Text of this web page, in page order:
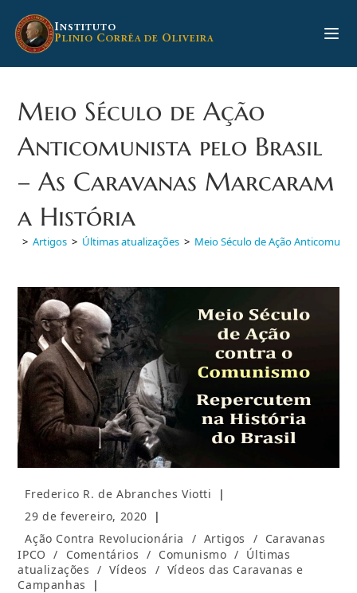
para
INSTITUTO
PLINIO CORRÊA DE OLIVEIRA
Meio Século de Ação
Anticomunista pelo Brasil
– As Caravanas Marcaram
a História
> Artigos > Últimas atualizações > Meio Século de Ação
Autor
post:
Frederico R. de Abranches Viotti
Post
29 de fevereiro, 2020
Categoria
do
post:
Ação Contra Revolucionária / Artigos / Caravanas
IPCO
/ Comentários / Comunismo / Últimas
atualizações / Vídeos / Vídeos das Caravanas e
Campanhas